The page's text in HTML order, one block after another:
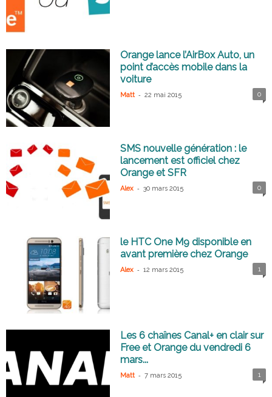
Orange lance l’AirBox Auto, un
point d’accès mobile dans la
voiture
Matt - 22 mai 2015 0
SMS nouvelle génération : le
lancement est officiel chez
Orange et SFR
Alex - 30 mars 2015 0
le HTC One M9 disponible en
avant première chez Orange
Alex - 12 mars 2015 1
Les 6 chaînes Canal+ en clair sur
Free et Orange du vendredi 6
mars...
Matt - 7 mars 2015 1